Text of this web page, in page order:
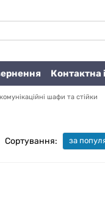
Контактна
шафи та стійки
Сортування: за